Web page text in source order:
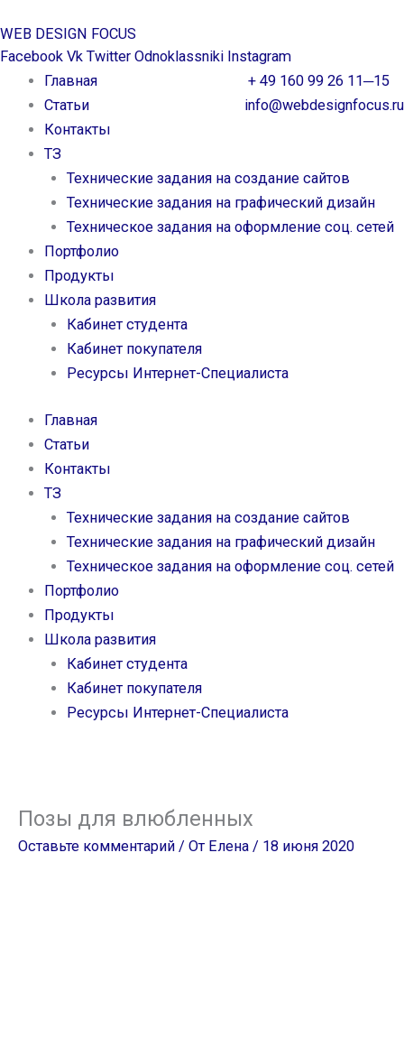
к
содержимому
WEB DESIGN FOCUS
Facebook Vk Twitter Odnoklassniki Instagram
+ 49 160 99 26 11─15
info@webdesignfocus.ru
Главная
Статьи
Контакты
ТЗ
Технические задания на создание сайтов
Технические задания на графический дизайн
Техническое задания на оформление соц. сетей
Портфолио
Продукты
Школа развития
Кабинет студента
Кабинет покупателя
Ресурсы Интернет-Специалиста
Главная
Статьи
Контакты
ТЗ
Технические задания на создание сайтов
Технические задания на графический дизайн
Техническое задания на оформление соц. сетей
Портфолио
Продукты
Школа развития
Кабинет студента
Кабинет покупателя
Ресурсы Интернет-Специалиста
Позы для влюбленных
Оставьте комментарий / От Елена / 18 июня 2020